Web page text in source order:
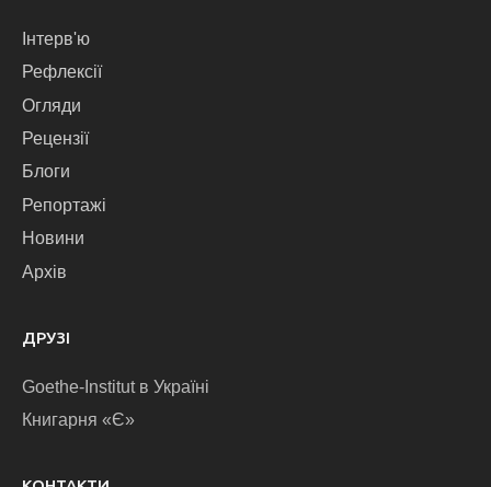
Інтерв'ю
Рефлексії
Огляди
Рецензії
Блоги
Репортажі
Новини
Архів
ДРУЗІ
Goethe-Institut в Україні
Книгарня «Є»